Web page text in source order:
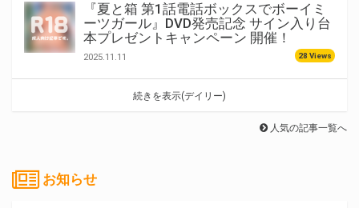
『夏と箱 第1話電話ボックスでボーイミ
ーツガール』DVD発売記念 サイン入り台
本プレゼントキャンペーン 開催！
2025.11.11 28 Views
続きを表示(デイリー)
人気の記事一覧へ
お知らせ